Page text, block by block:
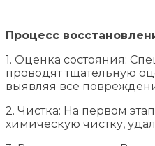
Процесс
1. Оценка состояния:
проводят тщательную
выявляя все
2. Чистка: На первом
химическую чистку,